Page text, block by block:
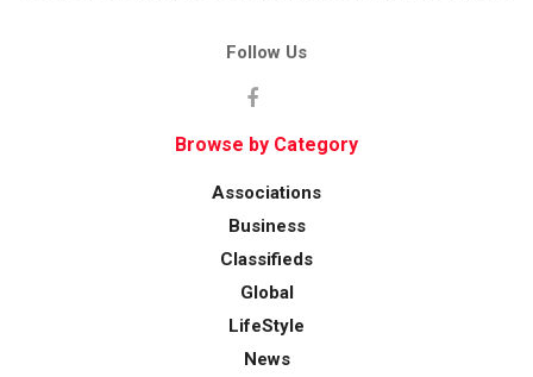
Follow Us
Browse by Category
Associations
Business
Classifieds
Global
LifeStyle
News